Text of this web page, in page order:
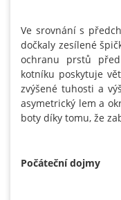
Ve srovnání s
dočkaly zesílené
ochranu prstů
kotníku poskytuje
zvýšené tuhosti a
asymetrický lem a
boty díky tomu, že
Počáteční dojmy